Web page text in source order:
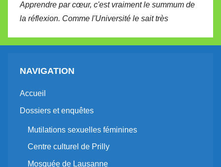
Apprendre par cœur, c'est vraiment le summum de
la réflexion. Comme l'Université le sait très
NAVIGATION
Accueil
Dossiers et enquêtes
Mutilations sexuelles féminines
Centre culturel de Prilly
Mosquée de Lausanne